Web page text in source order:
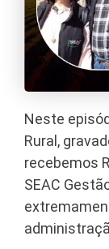
Neste
Rural,
recebemos
SEAC